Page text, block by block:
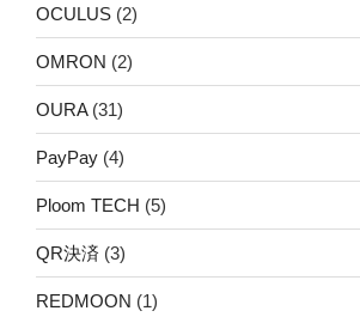
OCULUS (2)
OMRON (2)
OURA(31)
PayPay (4)
Ploom TECH (5)
QR決済 (3)
REDMOON (1)